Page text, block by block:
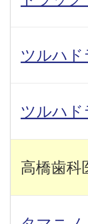
ツルハド
ツルハド
高橋歯科